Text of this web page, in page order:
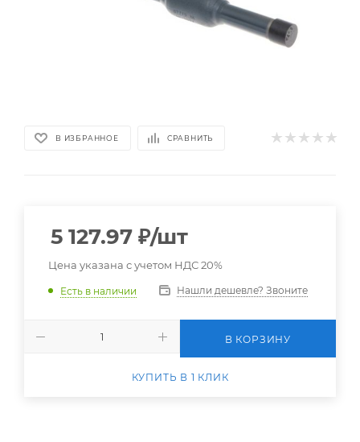
В ИЗБРАННОЕ СРАВНИТЬ
5 127.97 ₽/шт
Цена указана с учетом НДС 20%
Есть в наличии Нашли дешевле? Звоните
В КОРЗИНУ
КУПИТЬ В 1 КЛИК